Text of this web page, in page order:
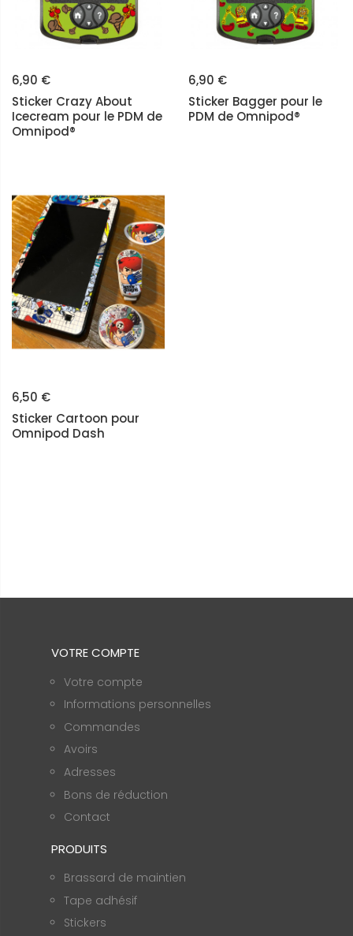
6,90 €
Sticker Crazy About
Icecream pour le PDM de
Omnipod®
6,90 €
Sticker Bagger pour le
PDM de Omnipod®
6,50 €
Sticker Cartoon pour
Omnipod Dash
VOTRE COMPTE
Votre compte
Informations personnelles
Commandes
Avoirs
Adresses
Bons de réduction
Contact
PRODUITS
Brassard de maintien
Tape adhésif
Stickers